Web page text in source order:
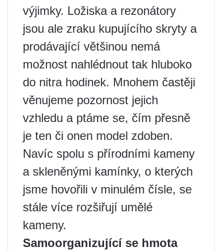
výjimky. Ložiska a rezonátory
jsou ale zraku kupujícího skryty a
prodávající většinou nemá
možnost nahlédnout tak hluboko
do nitra hodinek. Mnohem častěji
věnujeme pozornost jejich
vzhledu a ptáme se, čím přesně
je ten či onen model zdoben.
Navíc spolu s přírodními kameny
a skleněnými kamínky, o kterých
jsme hovořili v minulém čísle, se
stále více rozšiřují umělé
kameny.
Samoorganizující se hmota